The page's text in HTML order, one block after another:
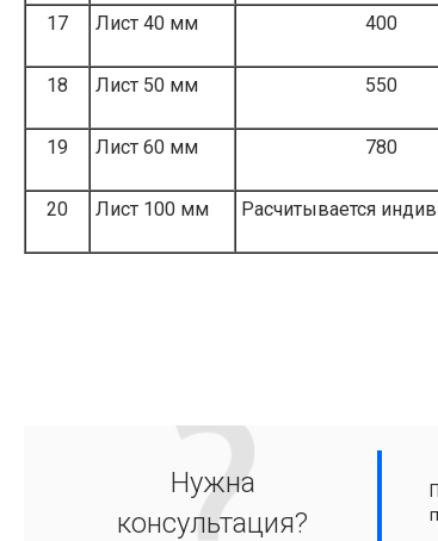
17 Лист 40 мм 400
18 Лист 50 мм 550
19 Лист 60 мм 780
20 Лист 100 мм Расчитывается
Нужна
консультация?